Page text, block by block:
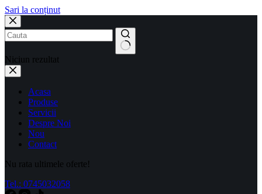
Sari la conținut
Niciun rezultat
Acasa
Produse
Servicii
Despre Noi
Nou
Contact
Nu rata ultimele oferte!
Tel.: 0745032058